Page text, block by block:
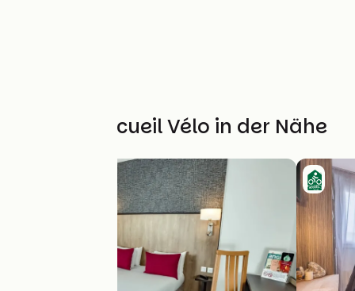
Weitere Accueil Vélo in der Nähe